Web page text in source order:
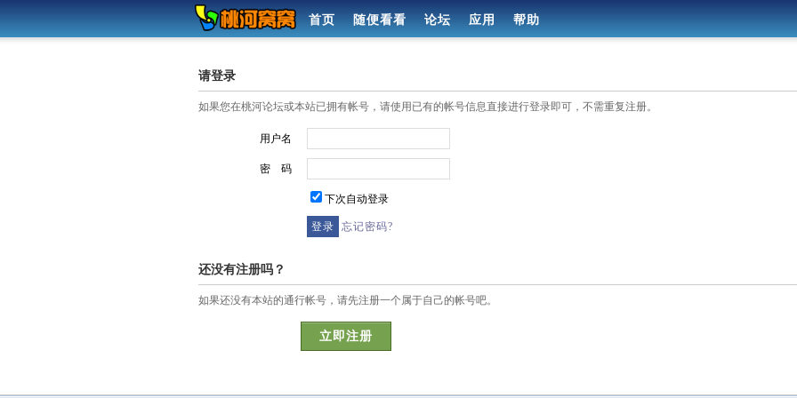
首页 随便看看 论坛 应用 帮助
请登录
如果您在桃河论坛或本站已拥有帐号，请使用已有的帐号信息直接进行登录即可，不需重复注册。
用户名
密 码
下次自动登录
忘记密码?
还没有注册吗？
如果还没有本站的通行帐号，请先注册一个属于自己的帐号吧。
立即注册